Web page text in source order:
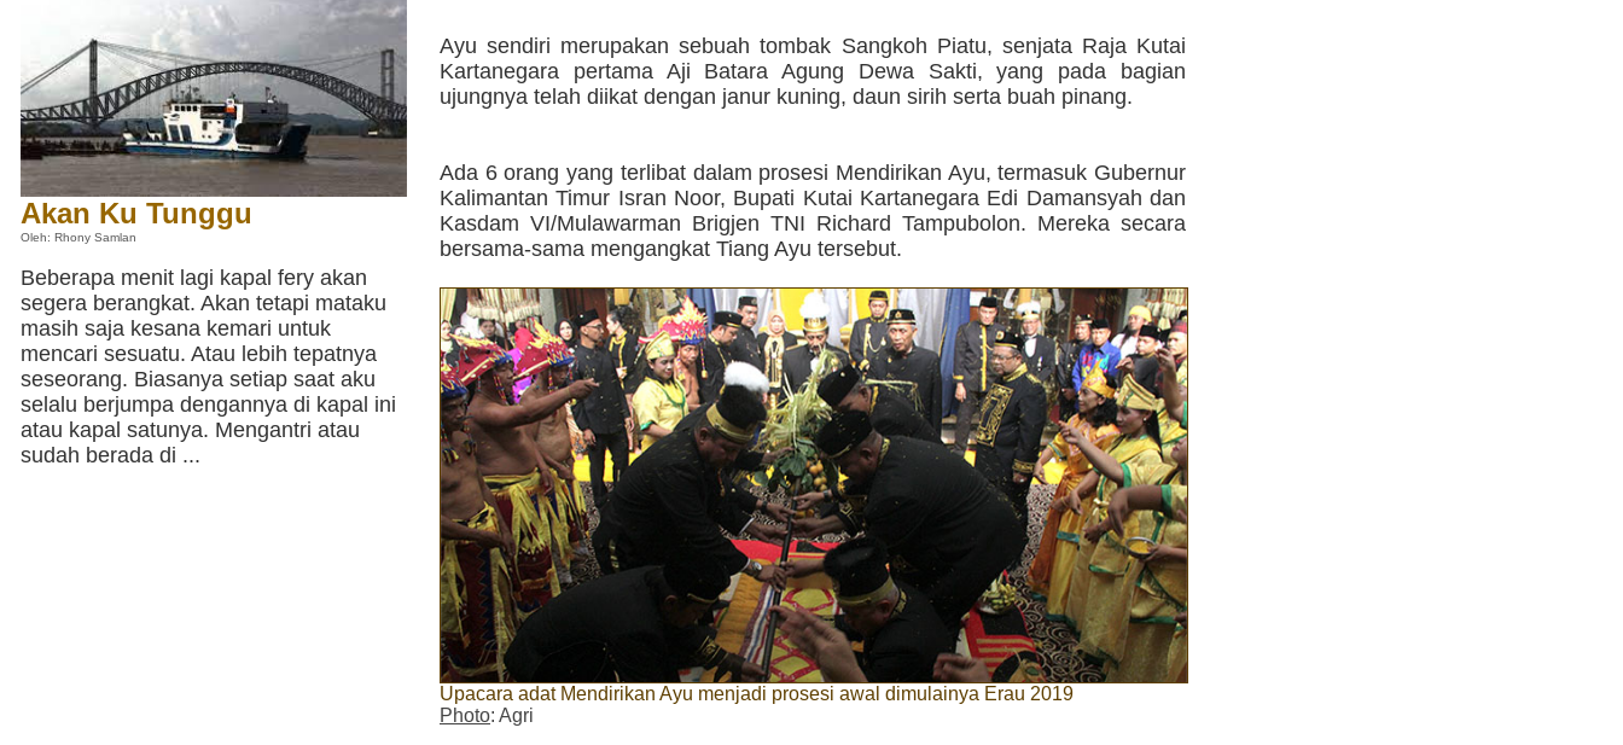
Akan Ku Tunggu
Oleh: Rhony Samlan
Beberapa menit lagi kapal fery akan
segera berangkat. Akan tetapi mataku
masih saja kesana kemari untuk
mencari sesuatu. Atau lebih tepatnya
seseorang. Biasanya setiap saat aku
selalu berjumpa dengannya di kapal ini
atau kapal satunya. Mengantri atau
sudah berada di ...
Ayu sendiri merupakan sebuah tombak Sangkoh Piatu, senjata Raja Kutai
Kartanegara pertama Aji Batara Agung Dewa Sakti, yang pada bagian
ujungnya telah diikat dengan janur kuning, daun sirih serta buah pinang.
Ada 6 orang yang terlibat dalam prosesi Mendirikan Ayu, termasuk Gubernur
Kalimantan Timur Isran Noor, Bupati Kutai Kartanegara Edi Damansyah dan
Kasdam VI/Mulawarman Brigjen TNI Richard Tampubolon. Mereka secara
bersama-sama mengangkat Tiang Ayu tersebut.
Upacara adat Mendirikan Ayu menjadi prosesi awal dimulainya Erau 2019
Photo: Agri